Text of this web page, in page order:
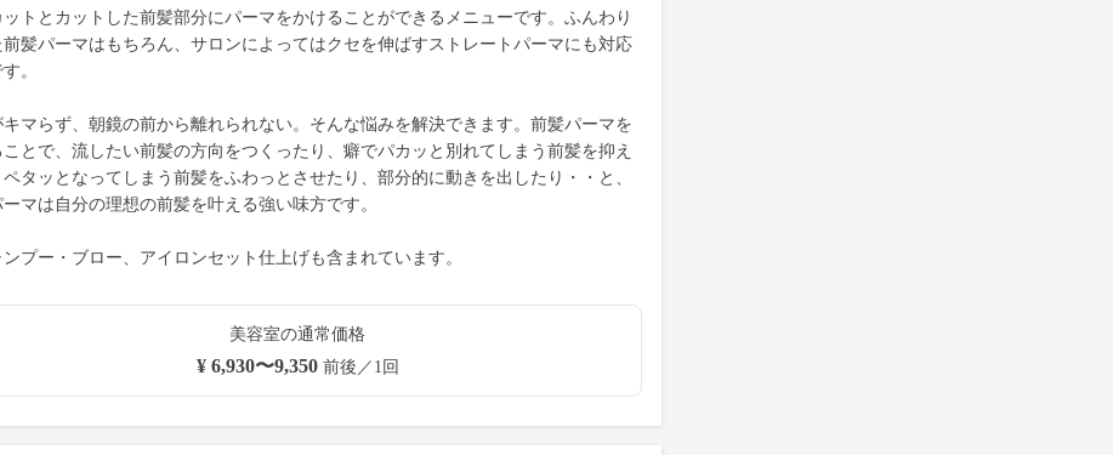
トとカットした前髪部分にパーマをかけることができるメニューです。ふんわり
前髪パーマはもちろん、サロンによってはクセを伸ばすストレートパーマにも対応
。
マらず、朝鏡の前から離れられない。そんな悩みを解決できます。前髪パーマを
とで、流したい前髪の方向をつくったり、癖でパカッと別れてしまう前髪を抑え
ペタッとなってしまう前髪をふわっとさせたり、部分的に動きを出したり・・と、
マは自分の理想の前髪を叶える強い味方です。
プー・ブロー、アイロンセット仕上げも含まれています。
美容室の通常価格
¥ 6,930〜9,350前後／1回